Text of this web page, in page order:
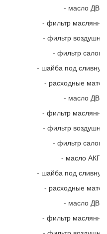
- масло ДВС
- фильтр
- фильтр
- фильтр
- шайба под
- расходные
- масло ДВС
- фильтр
- фильтр
- фильтр
- масло АКПП
- шайба под
- расходные
- масло ДВС
- фильтр